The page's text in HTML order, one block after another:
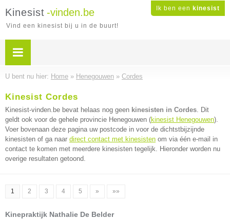
Ik ben een kinesist
Kinesist -vinden.be
Vind een kinesist bij u in de buurt!
U bent nu hier: Home » Henegouwen » Cordes
Kinesist Cordes
Kinesist-vinden.be bevat helaas nog geen kinesisten in Cordes. Dit
geldt ook voor de gehele provincie Henegouwen (kinesist Henegouwen).
Voer bovenaan deze pagina uw postcode in voor de dichtstbijzijnde
kinesisten of ga naar direct contact met kinesisten om via één e-mail in
contact te komen met meerdere kinesisten tegelijk. Hieronder worden nu
overige resultaten getoond.
1 2 3 4 5 » »»
Kinepraktijk Nathalie De Belder